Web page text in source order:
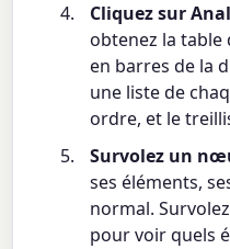
Cliquez sur
obtenez la table
en barres de la
une liste de
ordre, et le
Survolez un
ses éléments,
normal.
pour voir quels